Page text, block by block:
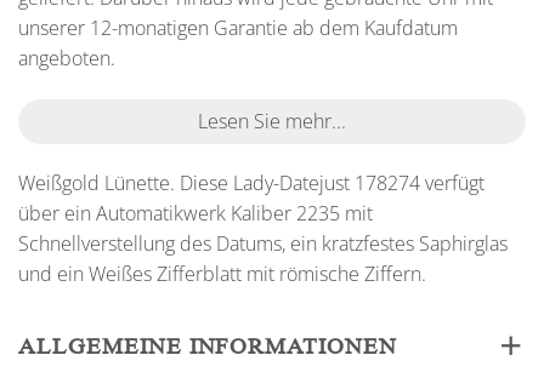
unserer 12-monatigen Garantie ab dem Kaufdatum
angeboten.
Lesen Sie mehr...
Weißgold Lünette. Diese Lady-Datejust 178274 verfügt
über ein Automatikwerk Kaliber 2235 mit
Schnellverstellung des Datums, ein kratzfestes Saphirglas
und ein Weißes Zifferblatt mit römische Ziffern.
ALLGEMEINE INFORMATIONEN